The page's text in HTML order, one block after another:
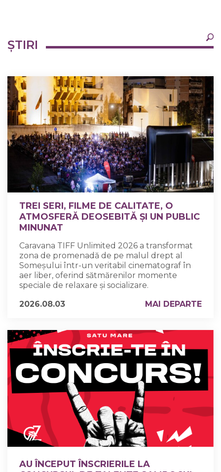
Ultimele Oricând ×
ȘTIRI
TREI SERI, FILME DE CALITATE, O
ATMOSFERĂ DEOSEBITĂ ȘI UN PUBLIC
MINUNAT
Caravana TIFF Unlimited 2026 a transformat
zona de promenadă de pe malul drept al
Someșului într-un veritabil cinematograf în
aer liber, oferind sătmărenilor momente
speciale de relaxare și socializare.
2026.08.03
MAI DEPARTE
AU ÎNCEPUT ÎNSCRIERILE LA